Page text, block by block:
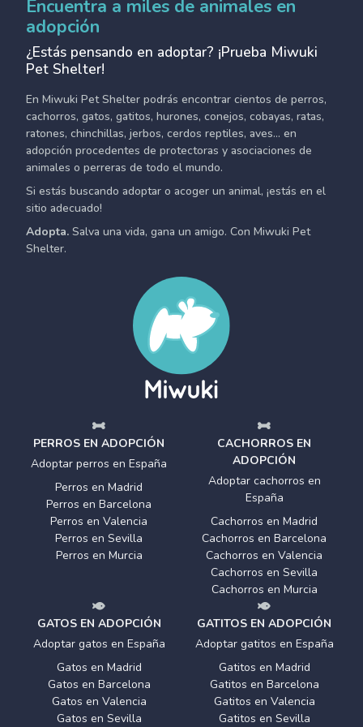
Encuentra a miles de animales en
adopción
¿Estás pensando en adoptar? ¡Prueba Miwuki
Pet Shelter!
En Miwuki Pet Shelter podrás encontrar cientos de perros,
cachorros, gatos, gatitos, hurones, conejos, cobayas, ratas,
ratones, chinchillas, jerbos, cerdos reptiles, aves... en
adopción procedentes de protectoras y asociaciones de
animales o perreras de todo el mundo.
Si estás buscando adoptar o acoger un animal, ¡estás en el
sitio adecuado!
Adopta. Salva una vida, gana un amigo. Con Miwuki Pet
Shelter.
PERROS EN ADOPCIÓN
Adoptar perros en España
Perros en Madrid
Perros en Barcelona
Perros en Valencia
Perros en Sevilla
Perros en Murcia
CACHORROS EN
ADOPCIÓN
Adoptar cachorros en
España
Cachorros en Madrid
Cachorros en Barcelona
Cachorros en Valencia
Cachorros en Sevilla
Cachorros en Murcia
GATOS EN ADOPCIÓN
Adoptar gatos en España
Gatos en Madrid
Gatos en Barcelona
Gatos en Valencia
Gatos en Sevilla
GATITOS EN ADOPCIÓN
Adoptar gatitos en España
Gatitos en Madrid
Gatitos en Barcelona
Gatitos en Valencia
Gatitos en Sevilla